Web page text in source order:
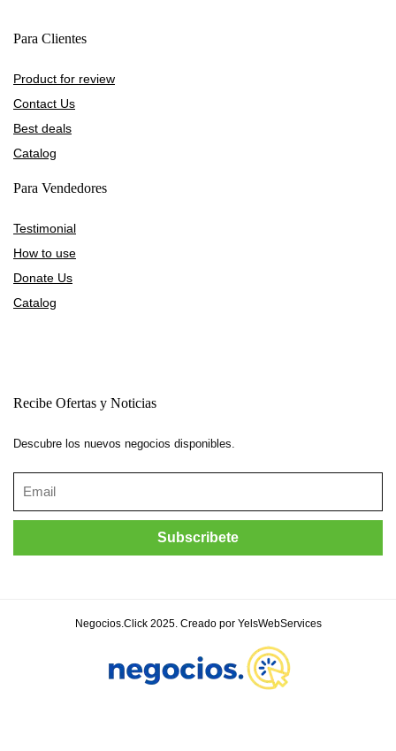
Para Clientes
Product for review
Contact Us
Best deals
Catalog
Para Vendedores
Testimonial
How to use
Donate Us
Catalog
Recibe Ofertas y Noticias
Descubre los nuevos negocios disponibles.
Negocios.Click 2025. Creado por YelsWebServices